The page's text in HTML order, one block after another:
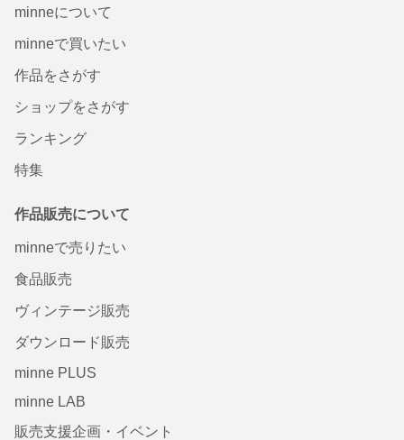
minneについて
minneで買いたい
作品をさがす
ショップをさがす
ランキング
特集
作品販売について
minneで売りたい
食品販売
ヴィンテージ販売
ダウンロード販売
minne PLUS
minne LAB
販売支援企画・イベント